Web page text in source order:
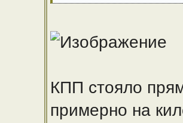
КПП стояло
примерно на